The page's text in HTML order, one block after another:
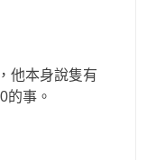
他本身說隻有
的事。